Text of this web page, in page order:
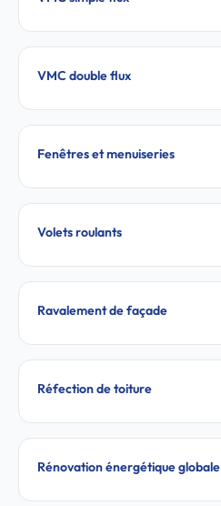
VMC double flux
Fenêtres et menuiseries
Volets roulants
Ravalement de façade
Réfection de toiture
Rénovation énergétique globale